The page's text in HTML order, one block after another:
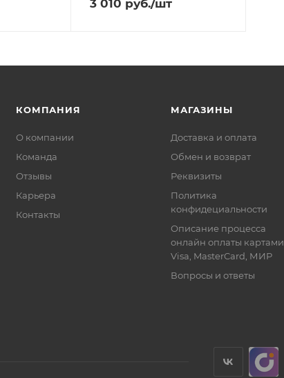
3 010 руб./шт
КОМПАНИЯ
О компании
Команда
Отзывы
Карьера
Контакты
МАГАЗИНЫ
Доставка и оплата
Обмен и возврат
Реквизиты
Политика
конфидециальности
Описание процесса
онлайн оплаты картами
Visa, MasterCard, МИР
Вопросы и ответы